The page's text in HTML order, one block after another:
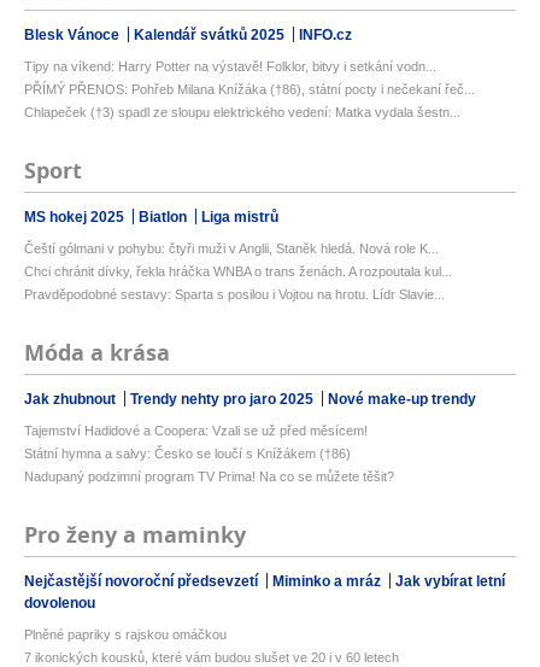
Blesk Vánoce Kalendář svátků 2025 INFO.cz
Tipy na víkend: Harry Potter na výstavě! Folklor, bitvy i setkání vodn...
PŘÍMÝ PŘENOS: Pohřeb Milana Knížáka (†86), státní pocty i nečekaní řeč...
Chlapeček (†3) spadl ze sloupu elektrického vedení: Matka vydala šestn...
Sport
MS hokej 2025 Biatlon Liga mistrů
Čeští gólmani v pohybu: čtyři muži v Anglii, Staněk hledá. Nová role K...
Chci chránit dívky, řekla hráčka WNBA o trans ženách. A rozpoutala kul...
Pravděpodobné sestavy: Sparta s posilou i Vojtou na hrotu. Lídr Slavie...
Móda a krása
Jak zhubnout Trendy nehty pro jaro 2025 Nové make-up trendy
Tajemství Hadidové a Coopera: Vzali se už před měsícem!
Státní hymna a salvy: Česko se loučí s Knížákem (†86)
Nadupaný podzimní program TV Prima! Na co se můžete těšit?
Pro ženy a maminky
Nejčastější novoroční předsevzetí Miminko a mráz
Jak vybírat letní
dovolenou
Plněné papriky s rajskou omáčkou
7 ikonických kousků, které vám budou slušet ve 20 i v 60 letech